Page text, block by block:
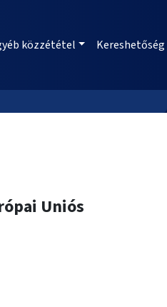
közzététel Kereshetőség
Uniós